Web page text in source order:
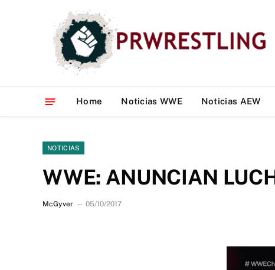
Home Noticias WWE Noticias AEW
NOTICIAS
WWE: ANUNCIAN
McGyver 05/10/2017